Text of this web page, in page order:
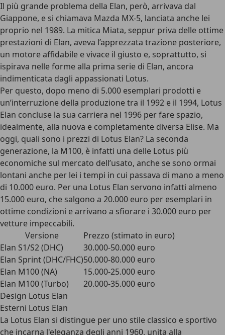
Il più grande problema della Elan, però, arrivava dal
Giappone, e si chiamava Mazda MX-5, lanciata anche lei
proprio nel 1989. La mitica Miata, seppur priva delle ottime
prestazioni di Elan, aveva l’apprezzata trazione posteriore,
un motore affidabile e vivace il giusto e, soprattutto, si
ispirava nelle forme alla prima serie di Elan, ancora
indimenticata dagli appassionati Lotus.
Per questo, dopo meno di 5.000 esemplari prodotti e
un’interruzione della produzione tra il 1992 e il 1994, Lotus
Elan concluse la sua carriera nel 1996 per fare spazio,
idealmente, alla nuova e completamente diversa Elise. Ma
oggi, quali sono i prezzi di Lotus Elan? La seconda
generazione, la M100, è infatti una delle Lotus più
economiche sul mercato dell’usato, anche se sono ormai
lontani anche per lei i tempi in cui passava di mano a meno
di 10.000 euro. Per una Lotus Elan servono infatti almeno
15.000 euro, che salgono a 20.000 euro per esemplari in
ottime condizioni e arrivano a sfiorare i 30.000 euro per
vetture impeccabili.
Versione
Prezzo (stimato in euro)
Elan S1/S2 (DHC)
30.000-50.000 euro
Elan Sprint (DHC/FHC)50.000-80.000 euro
Elan M100 (NA)
15.000-25.000 euro
Elan M100 (Turbo)
20.000-35.000 euro
Design Lotus Elan
Esterni Lotus Elan
La Lotus Elan si distingue per uno stile classico e sportivo
che incarna l'eleganza degli anni 1960, unita alla